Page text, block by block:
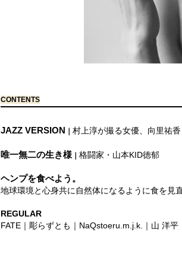
CONTENTS
JAZZ VERSION 村上淳が撮る女優、向里祐香
唯一無二の生き様｜ 格闘家・山本KID徳郁
ヘンプを食べよう。
地球環境と心身共に自然体になるように食を見直
REGULAR
FATE｜彫らずとも｜ NaQstoeru.m.j.k.｜ 山 洋平